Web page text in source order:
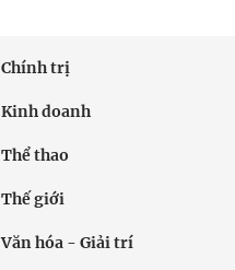
Chính trị
Kinh doanh
Thể thao
Thế giới
Văn hóa - Giải trí